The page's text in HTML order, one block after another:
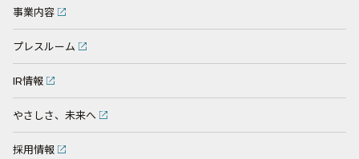
事業内容
プレスルーム
IR情報
やさしさ、未来へ
採用情報